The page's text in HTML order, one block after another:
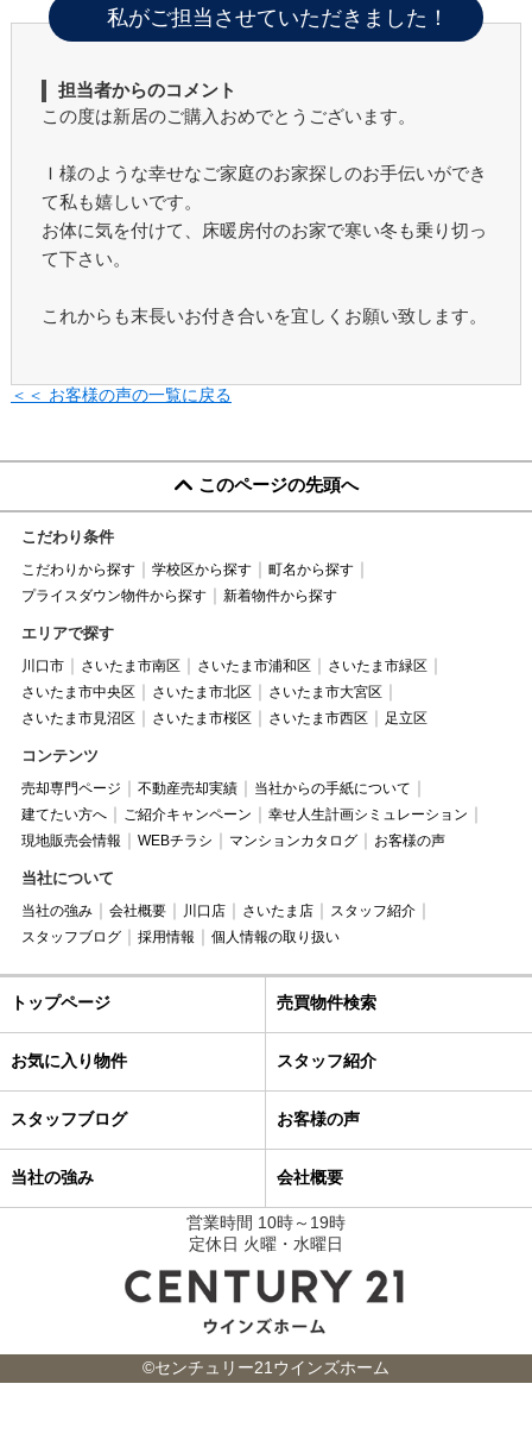
私がご担当させていただきました！
担当者からのコメント
この度は新居のご購入おめでとうございます。
Ｉ様のような幸せなご家庭のお家探しのお手伝いができ
て私も嬉しいです。
お体に気を付けて、床暖房付のお家で寒い冬も乗り切っ
て下さい。
これからも末長いお付き合いを宜しくお願い致します。
＜＜ お客様の声の一覧に戻る
このページの先頭へ
こだわり条件
こだわりから探す 学校区から探す
町名から探す
プライスダウン物件から探す
新着物件から探す
エリアで探す
川口市 さいたま市南区 さいたま市浦和区
さいたま市緑区
さいたま市中央区
さいたま市北区
さいたま市大宮区
さいたま市見沼区
さいたま市桜区 さいたま市西区 足立区
コンテンツ
売却専門ページ 不動産売却実績
当社からの手紙について
建てたい方へ
ご紹介キャンペーン
幸せ人生計画シミュレーション
現地販売会情報
WEBチラシ マンションカタログ お客様の声
当社について
当社の強み 会社概要 川口店 さいたま店
スタッフ紹介
スタッフブログ
採用情報 個人情報の取り扱い
トップページ 売買物件検索
お気に入り物件 スタッフ紹介
スタッフブログ お客様の声
当社の強み 会社概要
営業時間 10時～19時
定休日 火曜・水曜日
©センチュリー21ウインズホーム